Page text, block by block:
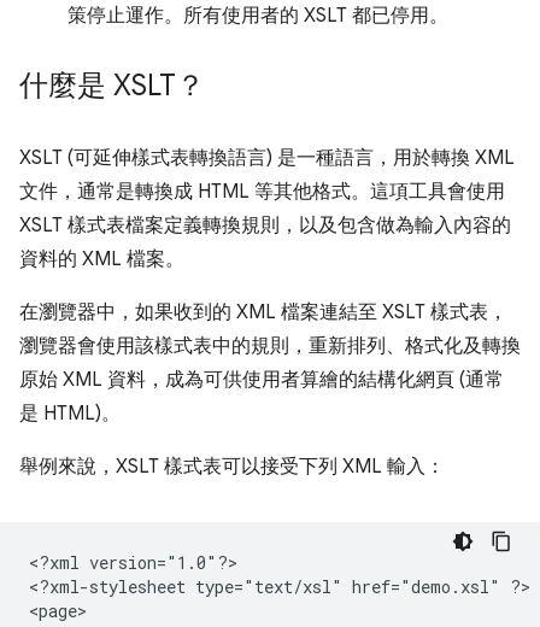
策停止運作。所有使用者的 XSLT 都已停用。
什麼是 XSLT？
XSLT (可延伸樣式表轉換語言) 是一種語言，用於轉換 XML
文件，通常是轉換成 HTML 等其他格式。這項工具會使用
XSLT 樣式表檔案定義轉換規則，以及包含做為輸入內容的
資料的 XML 檔案。
在瀏覽器中，如果收到的 XML 檔案連結至 XSLT 樣式表，
瀏覽器會使用該樣式表中的規則，重新排列、格式化及轉換
原始 XML 資料，成為可供使用者算繪的結構化網頁 (通常
是 HTML)。
舉例來說，XSLT 樣式表可以接受下列 XML 輸入：
<?xml version="1.0"?>
<?xml-stylesheet type="text/xsl" href="demo.xsl"
?>